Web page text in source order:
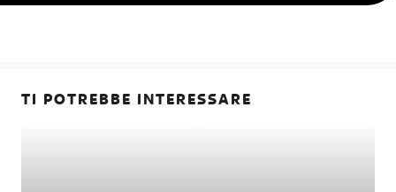
TI POTREBBE INTERESSARE